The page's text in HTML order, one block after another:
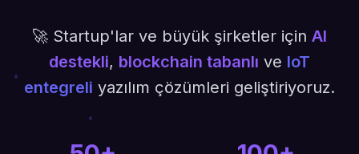
🚀 Startup'lar ve büyük şirketler için AI
destekli, blockchain tabanlı ve IoT
entegreli yazılım çözümleri geliştiriyoruz.